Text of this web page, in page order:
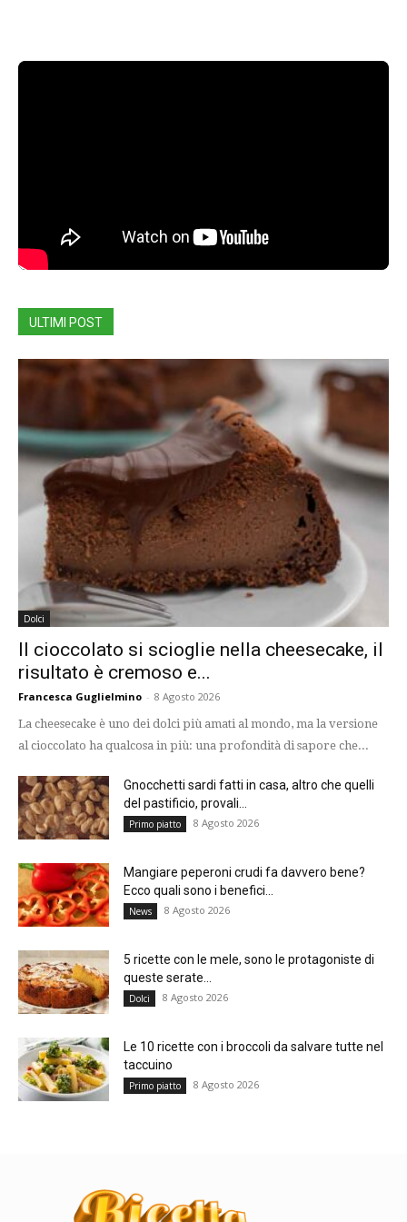
ULTIMI POST
Dolci
Il cioccolato si scioglie nella cheesecake, il
risultato è cremoso e...
Francesca Guglielmino - 8 Agosto 2026
La cheesecake è uno dei dolci più amati al mondo, ma la versione
al cioccolato ha qualcosa in più: una profondità di sapore che...
Gnocchetti sardi fatti in casa, altro che quelli
del pastificio, provali...
Primo piatto 8 Agosto 2026
Mangiare peperoni crudi fa davvero bene?
Ecco quali sono i benefici...
News 8 Agosto 2026
5 ricette con le mele, sono le protagoniste di
queste serate...
Dolci 8 Agosto 2026
Le 10 ricette con i broccoli da salvare tutte nel
taccuino
Primo piatto 8 Agosto 2026